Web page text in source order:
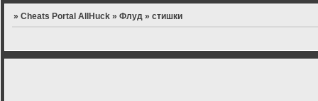
»Cheats Portal AllHuck »Флуд »стишки